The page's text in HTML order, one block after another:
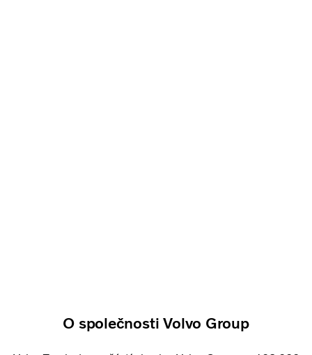
O společnosti Volvo Group